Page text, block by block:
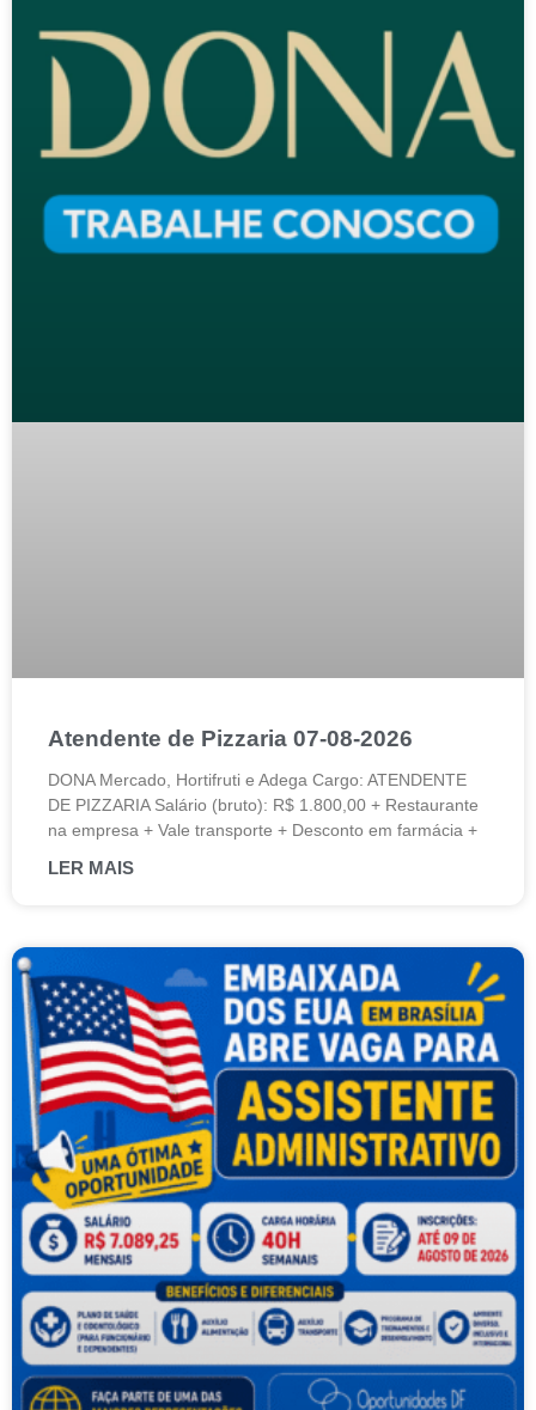
Atendente de Pizzaria 07-08-2026
DONA Mercado, Hortifruti e Adega Cargo: ATENDENTE
DE PIZZARIA Salário (bruto): R$ 1.800,00 + Restaurante
na empresa + Vale transporte + Desconto em farmácia +
LER MAIS